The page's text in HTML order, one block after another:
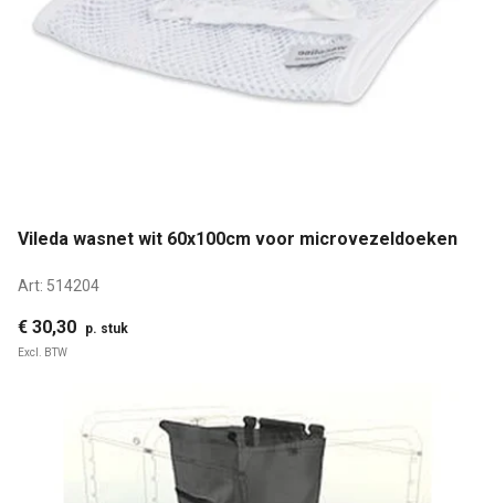
Vileda wasnet wit 60x100cm voor microvezeldoeken
Art: 514204
€ 30,30 p. stuk
Excl. BTW